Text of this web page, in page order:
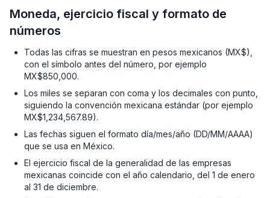
Moneda, ejercicio fiscal y formato de
números
Todas las cifras se muestran en pesos mexicanos (MX$),
con el símbolo antes del número, por ejemplo
MX$850,000.
Los miles se separan con coma y los decimales con punto,
siguiendo la convención mexicana estándar (por ejemplo
MX$1,234,567.89).
Las fechas siguen el formato día/mes/año (DD/MM/AAAA)
que se usa en México.
El ejercicio fiscal de la generalidad de las empresas
mexicanas coincide con el año calendario, del 1 de enero
al 31 de diciembre.